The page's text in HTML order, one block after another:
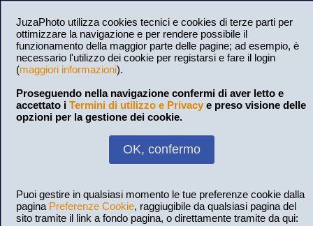
JuzaPhoto utilizza cookies tecnici e cookies di terze parti per
ottimizzare la navigazione e per rendere possibile il
funzionamento della maggior parte delle pagine; ad esempio, è
necessario l'utilizzo dei cookie per registarsi e fare il login
(maggiori informazioni).
Proseguendo nella navigazione confermi di aver letto e
accettato i Termini di utilizzo e Privacy e preso visione delle
opzioni per la gestione dei cookie.
OK, confermo
Puoi gestire in qualsiasi momento le tue preferenze cookie dalla
pagina Preferenze Cookie, raggiugibile da qualsiasi pagina del
sito tramite il link a fondo pagina, o direttamente tramite da qui: